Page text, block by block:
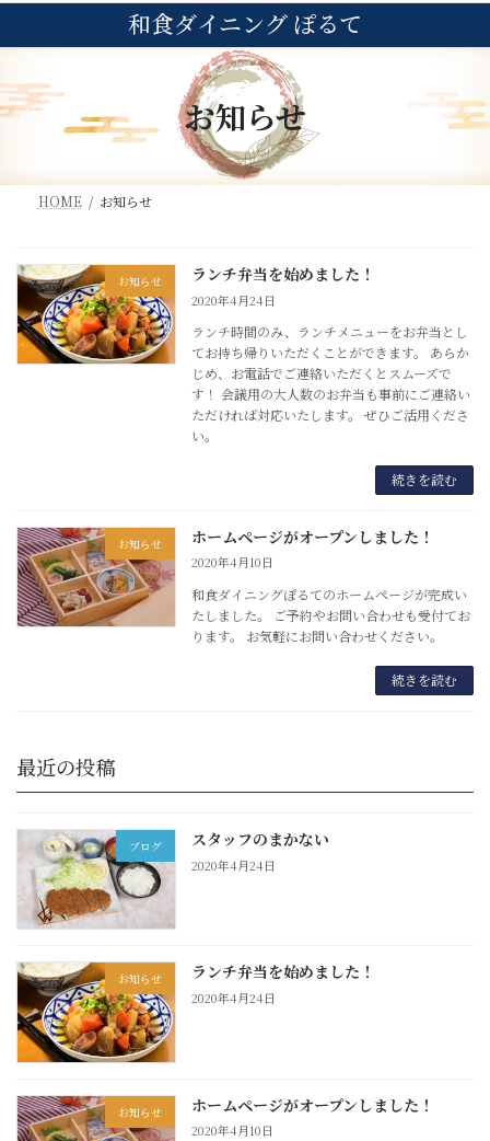
コ
テ
ツ
へ
ッ
ナ
ゲ
シ
ョ
移
和食ダイニング ぽるて
お知らせ
HOME お知らせ
お知らせ ランチ弁当を始めました！
2020年4月24日
ランチ時間のみ、ランチメニューをお弁当とし
てお持ち帰りいただくことができます。 あらか
じめ、お電話でご連絡いただくとスムーズで
す！ 会議用の大人数のお弁当も事前にご連絡い
ただければ対応いたします。 ぜひご活用くださ
い。
続きを読む
お知らせ ホームページがオープンしました！
2020年4月10日
和食ダイニングぽるてのホームページが完成い
たしました。 ご予約やお問い合わせも受付てお
ります。 お気軽にお問い合わせください。
続きを読む
最近の投稿
ブログ スタッフのまかない
2020年4月24日
お知らせ ランチ弁当を始めました！
2020年4月24日
お知らせ ホームページがオープンしました！
2020年4月10日